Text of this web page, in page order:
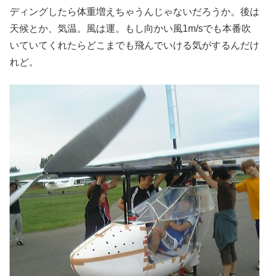
ディングしたら体重増えちゃうんじゃないだろうか。後は
天候とか、気温。風は運。もし向かい風1m/sでも本番吹
いていてくれたらどこまでも飛んでいける気がするんだけ
れど。